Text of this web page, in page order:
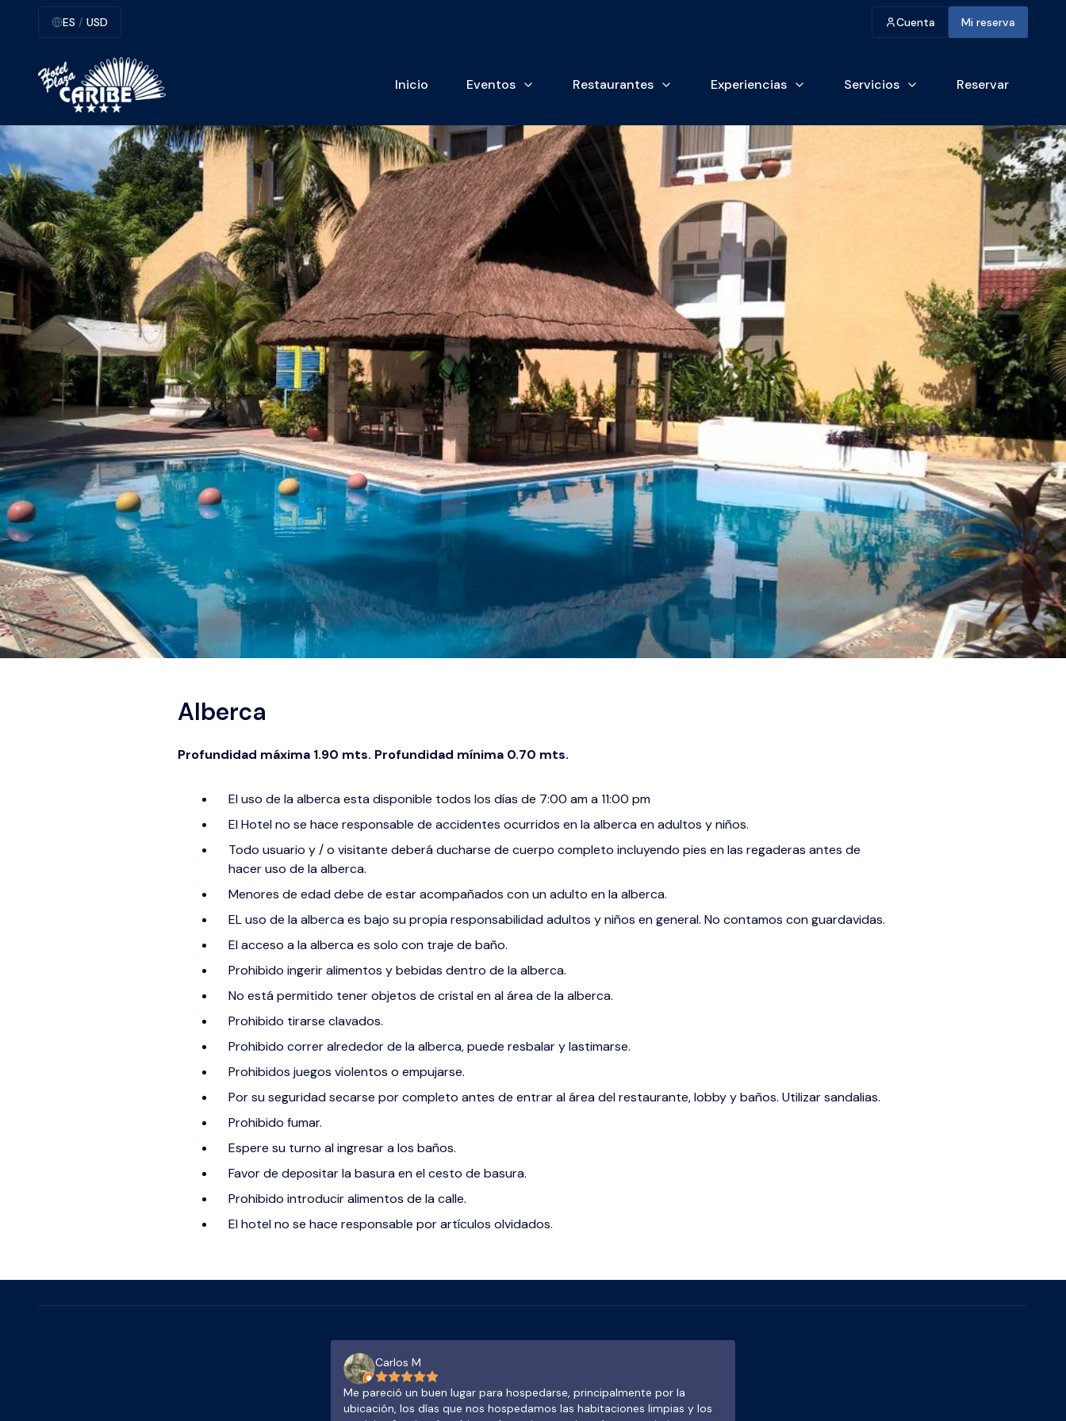
ES / USD Cuenta Mi reserva
Inicio Eventos Restaurantes Experiencias Servicios Reservar
Alberca
Profundidad máxima 1.90 mts. Profundidad mínima 0.70 mts.
El uso de la alberca esta disponible todos los días de 7:00 am a 11:00 pm
El Hotel no se hace responsable de accidentes ocurridos en la alberca en adultos y niños.
Todo usuario y / o visitante deberá ducharse de cuerpo completo incluyendo pies en las regaderas antes de
hacer uso de la alberca.
Menores de edad debe de estar acompañados con un adulto en la alberca.
EL uso de la alberca es bajo su propia responsabilidad adultos y niños en general. No contamos con guardavidas.
El acceso a la alberca es solo con traje de baño.
Prohibido ingerir alimentos y bebidas dentro de la alberca.
No está permitido tener objetos de cristal en al área de la alberca.
Prohibido tirarse clavados.
Prohibido correr alrededor de la alberca, puede resbalar y lastimarse.
Prohibidos juegos violentos o empujarse.
Por su seguridad secarse por completo antes de entrar al área del restaurante, lobby y baños. Utilizar sandalias.
Prohibido fumar.
Espere su turno al ingresar a los baños.
Favor de depositar la basura en el cesto de basura.
Prohibido introducir alimentos de la calle.
El hotel no se hace responsable por artículos olvidados.
Carlos M
Me pareció un buen lugar para hospedarse, principalmente por la
ubicación, los días que nos hospedamos las habitaciones limpias y los